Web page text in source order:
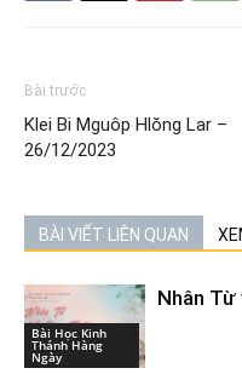
Bài trước
Klei Bi Mguôp Hlŏng Lar –
26/12/2023
BÀI VIẾT LIÊN QUAN
Bài Học Kinh
Thánh Hàng
Ngày
Nhân